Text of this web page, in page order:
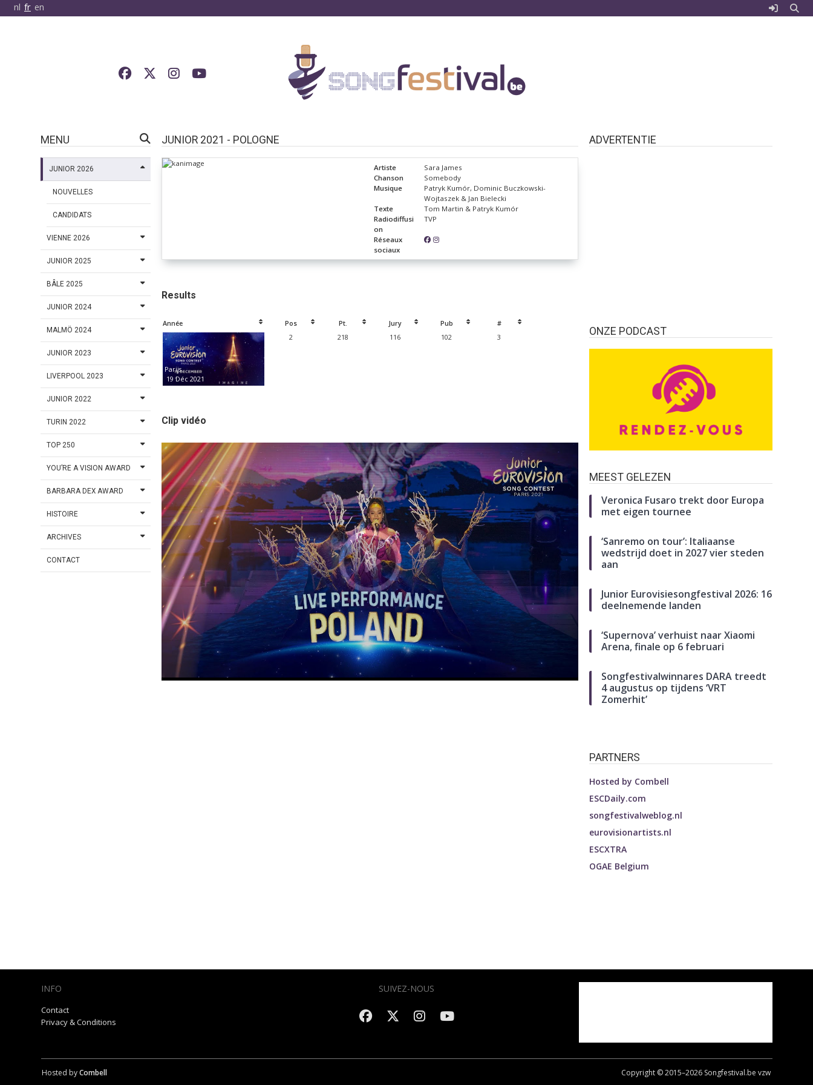
nl fr en
MENU
JUNIOR 2026
NOUVELLES
CANDIDATS
VIENNE 2026
JUNIOR 2025
BÂLE 2025
JUNIOR 2024
MALMÖ 2024
JUNIOR 2023
LIVERPOOL 2023
JUNIOR 2022
TURIN 2022
TOP 250
YOU’RE A VISION AWARD
BARBARA DEX AWARD
HISTOIRE
ARCHIVES
CONTACT
JUNIOR 2021 - POLOGNE
Artiste
Sara James
Chanson
Somebody
Musique
Patryk Kumór, Dominic Buczkowski-
Wojtaszek & Jan Bielecki
Texte
Tom Martin & Patryk Kumór
Radiodiffusi
on
TVP
Réseaux
sociaux
Results
Année Pos Pt. Jury Pub #
Parijs
19 Déc 2021
2 218 116 102 3
Clip vidéo
ADVERTENTIE
ONZE PODCAST
MEEST GELEZEN
Veronica Fusaro trekt door Europa
met eigen tournee
‘Sanremo on tour’: Italiaanse
wedstrijd doet in 2027 vier steden
aan
Junior Eurovisiesongfestival 2026: 16
deelnemende landen
‘Supernova’ verhuist naar Xiaomi
Arena, finale op 6 februari
Songfestivalwinnares DARA treedt
4 augustus op tijdens ‘VRT
Zomerhit’
PARTNERS
Hosted by Combell
ESCDaily.com
songfestivalweblog.nl
eurovisionartists.nl
ESCXTRA
OGAE Belgium
INFO
Contact
Privacy & Conditions
SUIVEZ-NOUS
Hosted byCombell Copyright © 2015–2026 Songfestival.be vzw